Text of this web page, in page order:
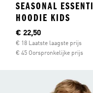
SEASONAL
HOODIE KIDS
Current price
€ 22,50
€ 18 Laatste laagste prijs
€ 45 Oorspronkelijke prijs